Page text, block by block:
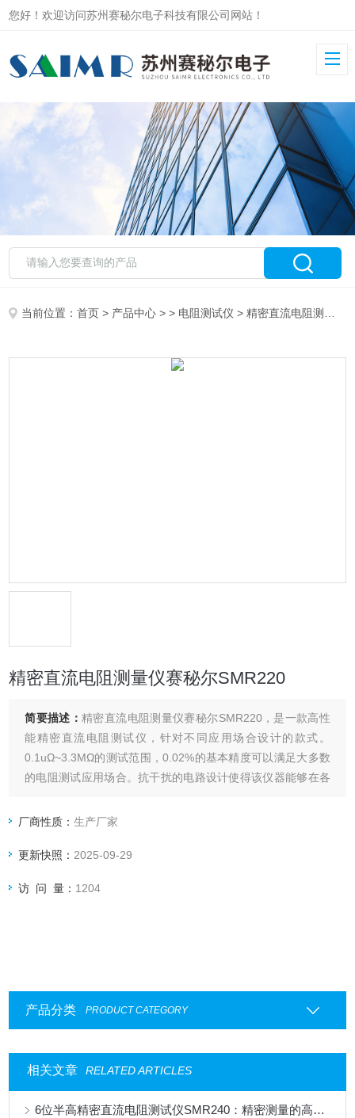
您好！欢迎访问苏州赛秘尔电子科技有限公司网站！
当前位置：首页 > 产品中心 > > 电阻测试仪 > 精密直流电阻测量仪赛秘尔SMR220
精密直流电阻测量仪赛秘尔SMR220
简要描述： 精密直流电阻测量仪赛秘尔SMR220，是一款高性
能精密直流电阻测试仪，针对不同应用场合设计的款式。
0.1uΩ~3.3MΩ的测试范围，0.02%的基本精度可以满足大多数
的电阻测试应用场合。抗干扰的电路设计使得该仪器能够在各
厂商性质：生产厂家
更新快照： 2025-09-29
访 问 量： 1204
产品分类 PRODUCT CATEGORY
相关文章 RELATED ARTICLES
6位半高精密直流电阻测试仪SMR240：精密测量的高效之选